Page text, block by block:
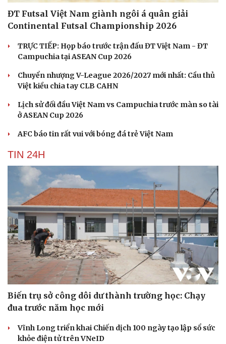
ĐT Futsal Việt Nam giành ngôi á quân giải
Continental Futsal Championship 2026
TRỰC TIẾP: Họp báo trước trận đấu ĐT Việt Nam - ĐT
Campuchia tại ASEAN Cup 2026
Chuyển nhượng V-League 2026/2027 mới nhất: Cầu thủ
Việt kiều chia tay CLB CAHN
Lịch sử đối đầu Việt Nam vs Campuchia trước màn so tài
ở ASEAN Cup 2026
AFC báo tin rất vui với bóng đá trẻ Việt Nam
TIN 24H
Biến trụ sở công dôi dư thành trường học: Chạy
đua trước năm học mới
Vĩnh Long triển khai Chiến dịch 100 ngày tạo lập sổ sức
khỏe điện tử trên VNeID